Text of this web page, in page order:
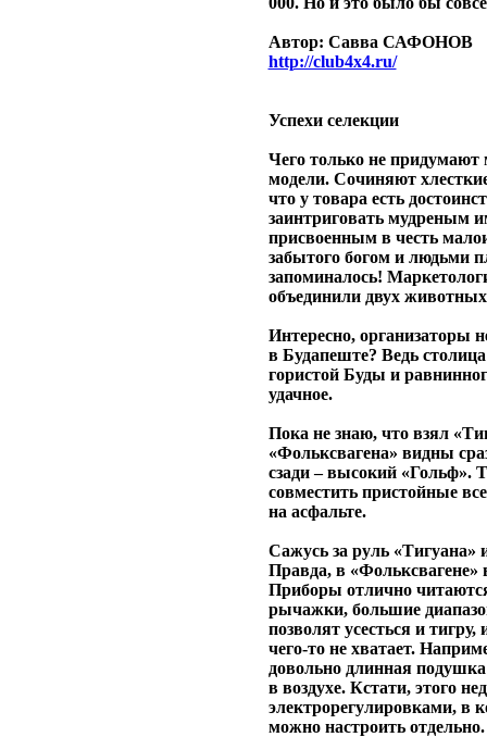
Автор: Савва САФОНОВ
http://club4x4.ru/
Успехи селекции
Чего только не придумают
модели. Сочиняют
что у товара есть
заинтриговать мудреным
присвоенным в честь
забытого богом и людьми
запоминалось!
объединили двух
Интересно, организаторы
в Будапеште? Ведь
гористой Буды и
удачное.
Пока не знаю, что взял
«Фольксвагена» видны
сзади – высокий «Гольф».
совместить пристойные
на асфальте.
Сажусь за руль «Тигуана»
Правда, в «Фольксвагене»
Приборы отлично
рычажки, большие
позволят усесться и
чего-то не хватает.
довольно длинная подушка
в воздухе. Кстати, этого
электрорегулировками, в
можно настроить отдельно.